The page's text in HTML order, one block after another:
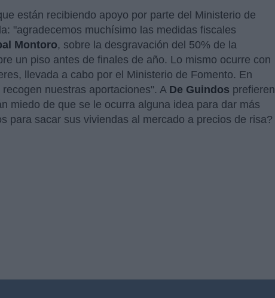
están recibiendo apoyo por parte del Ministerio de
"agradecemos muchísimo las medidas fiscales
Montoro, sobre la desgravación del 50% de la
un piso antes de finales de año. Lo mismo ocurre con
llevada a cabo por el Ministerio de Fomento. En
nuestras aportaciones". A De Guindos prefieren
miedo de que se le ocurra alguna idea para dar más
para sacar sus viviendas al mercado a precios de risa?